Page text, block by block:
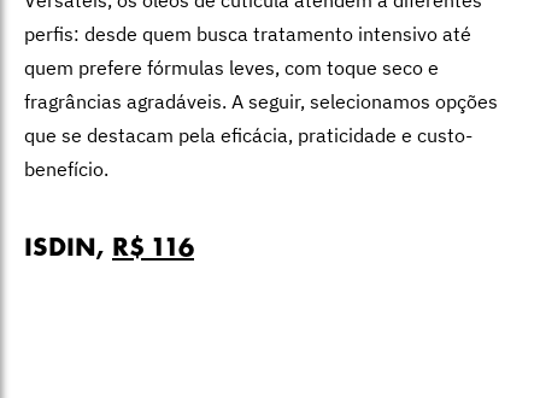
perfis: desde quem busca tratamento intensivo até
quem prefere fórmulas leves, com toque seco e
fragrâncias agradáveis. A seguir, selecionamos opções
que se destacam pela eficácia, praticidade e custo-
benefício.
ISDIN, R$ 116